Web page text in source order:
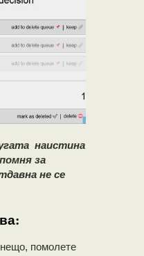
наистина
за
не се
помолете